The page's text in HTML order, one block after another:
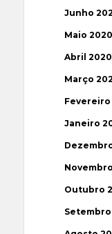
Junho
Maio 2020
Abril 2020
Março
Fevereiro
Janeiro
Outubro
Setembro